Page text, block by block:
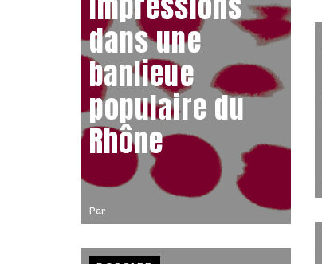
Par
dans une
banlieue
populaire du
Rhône